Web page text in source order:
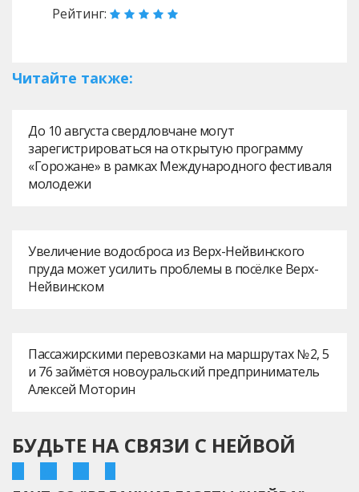
Рейтинг:
Читайте также:
До 10 августа свердловчане могут
зарегистрироваться на открытую программу
«Горожане» в рамках Международного фестиваля
молодежи
Увеличение водосброса из Верх-Нейвинского
пруда может усилить проблемы в посёлке Верх-
Нейвинском
Пассажирскими перевозками на маршрутах № 2, 5
и 76 займётся новоуральский предприниматель
Алексей Моторин
БУДЬТЕ НА СВЯЗИ С НЕЙВОЙ